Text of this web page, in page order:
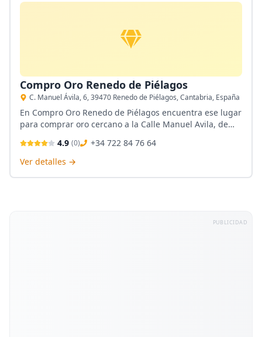
Compro Oro Renedo de Piélagos
C. Manuel Ávila, 6, 39470 Renedo de Piélagos, Cantabria, España
En Compro Oro Renedo de Piélagos encuentra ese lugar
para comprar oro cercano a la Calle Manuel Avila, de
la tasación del oro y plata, ofrece una tasación máxima
con pago directo.
4.9 (0)
+34 722 84 76 64
Ver detalles →
PUBLICIDAD